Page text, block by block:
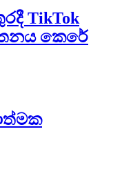
TikTok
කෙරේ